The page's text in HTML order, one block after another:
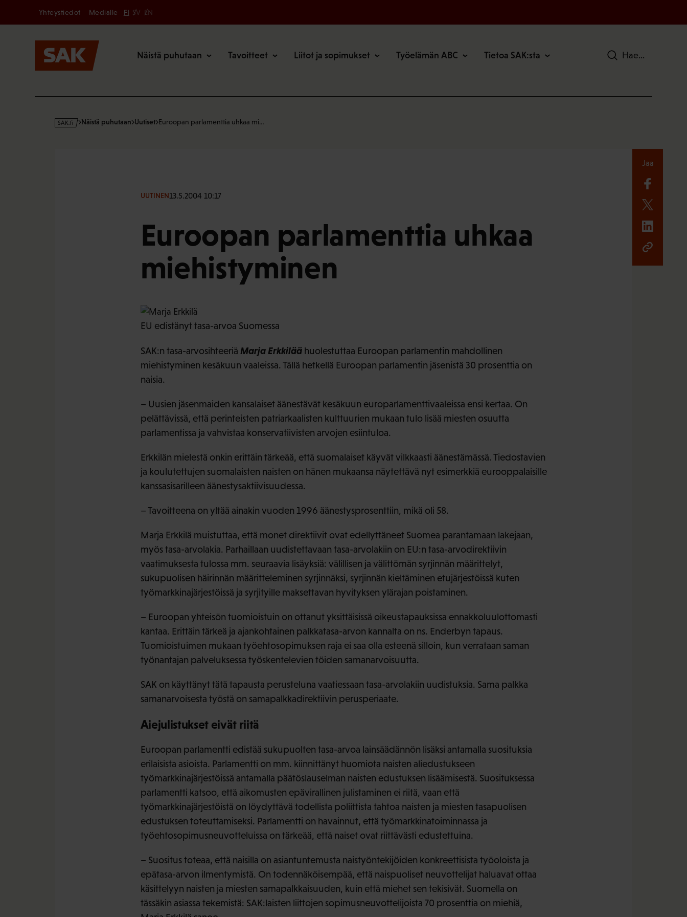
Secondary
Yhteystiedot Medialle FI SV EN
Näistä puhutaan Tavoitteet Liitot ja sopimukset Työelämän ABC Tietoa SAK:sta Hae
s
Näistä puhutaan Uutiset Euroopan parlamenttia uhkaa mi…
UUTINEN13.5.2004 10:17
Euroopan parlamenttia uhkaa
miehistyminen
EU edistänyt tasa-arvoa Suomessa
SAK:n tasa-arvosihteeriä Marja Erkkiläähuolestuttaa Euroopan parlamentin mahdollinen
miehistyminen kesäkuun vaaleissa. Tällä hetkellä Euroopan parlamentin jäsenistä 30 prosenttia on
naisia.
– Uusien jäsenmaiden kansalaiset äänestävät kesäkuun europarlamenttivaaleissa ensi kertaa. On
pelättävissä, että perinteisten patriarkaalisten kulttuurien mukaan tulo lisää miesten osuutta
parlamentissa ja vahvistaa konservatiivisten arvojen esiintuloa.
Erkkilän mielestä onkin erittäin tärkeää, että suomalaiset käyvät vilkkaasti äänestämässä. Tiedostavien
ja koulutettujen suomalaisten naisten on hänen mukaansa näytettävä nyt esimerkkiä eurooppalaisille
kanssasisarilleen äänestysaktiivisuudessa.
– Tavoitteena on yltää ainakin vuoden 1996 äänestysprosenttiin, mikä oli 58.
Marja Erkkilä muistuttaa, että monet direktiivit ovat edellyttäneet Suomea parantamaan lakejaan,
myös tasa-arvolakia. Parhaillaan uudistettavaan tasa-arvolakiin on EU:n tasa-arvodirektiivin
vaatimuksesta tulossa mm. seuraavia lisäyksiä: välillisen ja välittömän syrjinnän määrittelyt,
sukupuolisen häirinnän määritteleminen syrjinnäksi, syrjinnän kieltäminen etujärjestöissä kuten
työmarkkinajärjestöissä ja syrjityille maksettavan hyvityksen ylärajan poistaminen.
– Euroopan yhteisön tuomioistuin on ottanut yksittäisissä oikeustapauksissa ennakkoluulottomasti
kantaa. Erittäin tärkeä ja ajankohtainen palkkatasa-arvon kannalta on ns. Enderbyn tapaus.
Tuomioistuimen mukaan työehtosopimuksen raja ei saa olla esteenä silloin, kun verrataan saman
työnantajan palveluksessa työskentelevien töiden samanarvoisuutta.
SAK on käyttänyt tätä tapausta perusteluna vaatiessaan tasa-arvolakiin uudistuksia. Sama palkka
samanarvoisesta työstä on samapalkkadirektiivin perusperiaate.
Aiejulistukset eivät riitä
Euroopan parlamentti edistää sukupuolten tasa-arvoa lainsäädännön lisäksi antamalla suosituksia
erilaisista asioista. Parlamentti on mm. kiinnittänyt huomiota naisten aliedustukseen
työmarkkinajärjestöissä antamalla päätöslauselman naisten edustuksen lisäämisestä. Suosituksessa
parlamentti katsoo, että aikomusten epävirallinen julistaminen ei riitä, vaan että
työmarkkinajärjestöistä on löydyttävä todellista poliittista tahtoa naisten ja miesten tasapuolisen
edustuksen toteuttamiseksi. Parlamentti on havainnut, että työmarkkinatoiminnassa ja
työehtosopimusneuvotteluissa on tärkeää, että naiset ovat riittävästi edustettuina.
– Suositus toteaa, että naisilla on asiantuntemusta naistyöntekijöiden konkreettisista työoloista ja
epätasa-arvon ilmentymistä. On todennäköisempää, että naispuoliset neuvottelijat haluavat ottaa
käsittelyyn naisten ja miesten samapalkkaisuuden, kuin että miehet sen tekisivät. Suomella on
tässäkin asiassa tekemistä: SAK:laisten liittojen sopimusneuvottelijoista 70 prosenttia on miehiä,
Jaa